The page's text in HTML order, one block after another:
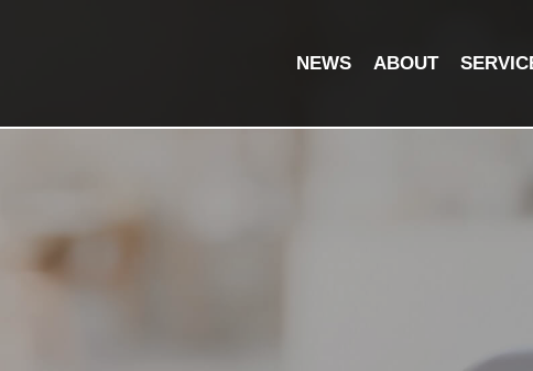
NEWS ABOUT